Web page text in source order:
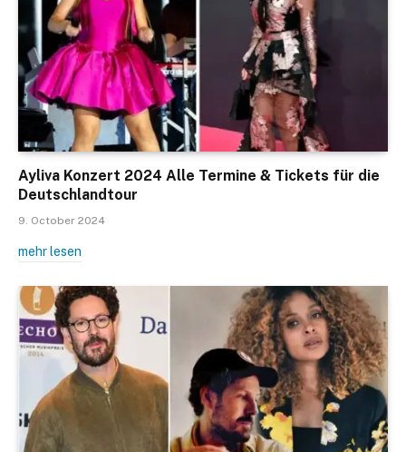
Ayliva Konzert 2024 Alle Termine & Tickets für die
Deutschlandtour
9. October 2024
mehr lesen